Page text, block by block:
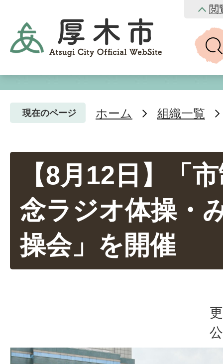
閲
現在のページ ホーム 組織一覧
【8月12日】「
念ラジオ体操・
操会」を開催